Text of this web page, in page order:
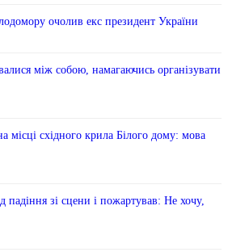
очолив екс президент України
між собою, намагаючись організувати
місці східного крила Білого дому: мова
падіння зі сцени і пожартував: Не хочу,